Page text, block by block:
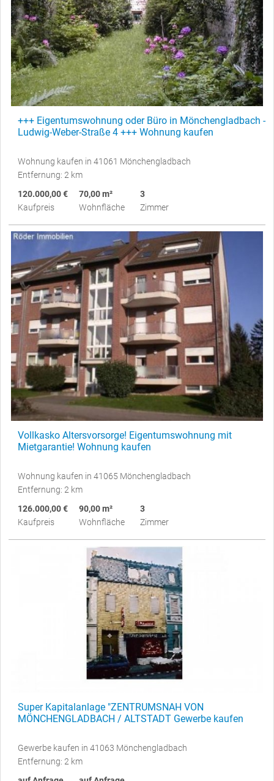
+++ Eigentumswohnung oder Büro in Mönchengladbach -
Ludwig-Weber-Straße 4 +++ Wohnung kaufen
Wohnung kaufen in 41061 Mönchengladbach
Entfernung: 2 km
120.000,00 €
Kaufpreis
70,00 m²
Wohnfläche
3
Zimmer
Vollkasko Altersvorsorge! Eigentumswohnung mit
Mietgarantie! Wohnung kaufen
Wohnung kaufen in 41065 Mönchengladbach
Entfernung: 2 km
126.000,00 €
Kaufpreis
90,00 m²
Wohnfläche
3
Zimmer
Super Kapitalanlage "ZENTRUMSNAH VON
MÖNCHENGLADBACH / ALTSTADT Gewerbe kaufen
Gewerbe kaufen in 41063 Mönchengladbach
Entfernung: 2 km